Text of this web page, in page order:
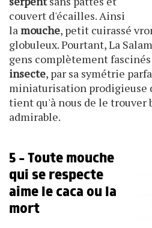
couvert d'écailles. Ainsi
lamouche, petit cuirassé
globuleux. Pourtant, La
gens complètement
insecte, par sa symétrie
miniaturisation prodigieuse
tient qu'à nous de le trouver
admirable.
5 - Toute mouche
qui se respecte
aime le caca ou la
mort